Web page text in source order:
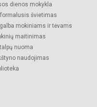
dienos mokykla
švietimas
mokiniams ir tėvams
maitinimas
nuoma
naudojimas